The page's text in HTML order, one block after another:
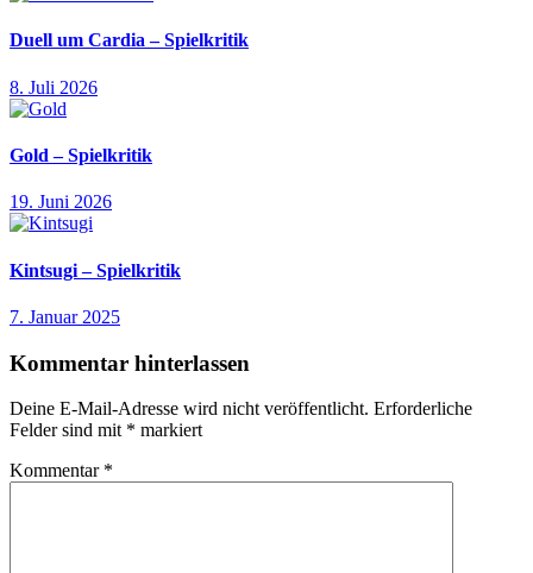
Duell um Cardia – Spielkritik
8. Juli 2026
Gold – Spielkritik
19. Juni 2026
Kintsugi – Spielkritik
7. Januar 2025
Kommentar hinterlassen
Deine E-Mail-Adresse wird nicht veröffentlicht. Erforderliche
Felder sind mit * markiert
Kommentar *